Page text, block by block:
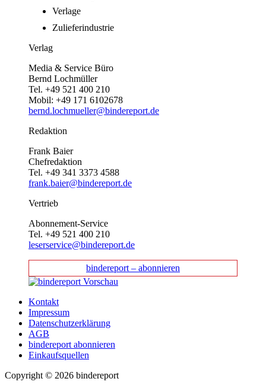
Verlage
Zulieferindustrie
Verlag
Media & Service Büro
Bernd Lochmüller
Tel. +49 521 400 210
Mobil: +49 171 6102678
bernd.lochmueller@bindereport.de
Redaktion
Frank Baier
Chefredaktion
Tel. +49 341 3373 4588
frank.baier@bindereport.de
Vertrieb
Abonnement-Service
Tel. +49 521 400 210
leserservice@bindereport.de
bindereport – abonnieren
Kontakt
Impressum
Datenschutzerklärung
AGB
bindereport abonnieren
Einkaufsquellen
Copyright © 2026 bindereport